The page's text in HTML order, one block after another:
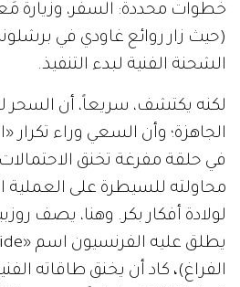
خطوات محددة: السفر، وزيارة
(حيث زار روائع غاودي في
الشحنة الفنية لبدء التنفيذ.
لكنه يكتشف، سريعاً، أن السحر لا
الجاهزة؛ وأن السعي وراء تكرار
في حلقة مفرغة تخنق
محاولته للسيطرة على العملية
لولادة أفكار بكر. وهنا، يصف
الفراغ)، كاد أن يخنق طاقاته